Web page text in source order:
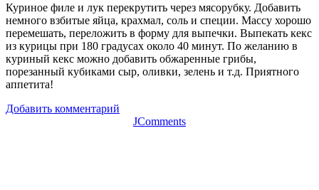
Куриное филе и лук перекрутить через мясорубку. Добавить
немного взбитые яйца, крахмал, соль и специи. Массу хорошо
перемешать, переложить в форму для выпечки. Выпекать кекс
из курицы при 180 градусах около 40 минут. По желанию в
куриный кекс можно добавить обжаренные грибы,
порезанный кубиками сыр, оливки, зелень и т.д. Приятного
аппетита!
Добавить комментарий
JComments